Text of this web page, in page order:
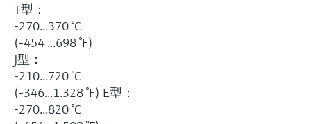
T型：
-270...370 °C
(-454 ...698 °F)
J型：
-210...720 °C
(-346...1.328 °F) E型：
-270...820 °C